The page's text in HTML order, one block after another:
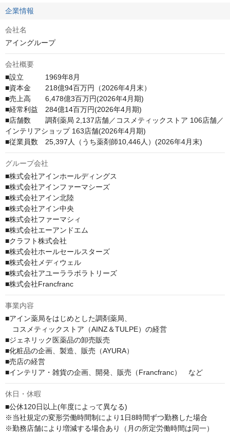
企業情報
会社名
アイングループ
会社概要
■設立　　　1969年8月
■資本金　　218億94百万円（2026年4月末）
■売上高　　6,478億3百万円(2026年4月期)
■経常利益　284億14百万円(2026年4月期)
■店舗数　　調剤薬局 2,137店舗／コスメティックストア 106店舗／
インテリアショップ 163店舗(2026年4月期)
■従業員数　25,397人（うち薬剤師10,446人）(2026年4月末)
グループ会社
■株式会社アインホールディングス
■株式会社アインファーマシーズ
■株式会社アイン北陸
■株式会社アイン中央
■株式会社ファーマシィ
■株式会社エーアンドエム
■クラフト株式会社
■株式会社ホールセールスターズ
■株式会社メディウェル
■株式会社アユーララボラトリーズ
■株式会社Francfranc
事業内容
■アイン薬局をはじめとした調剤薬局、
コスメティックストア（AINZ＆TULPE）の経営
■ジェネリック医薬品の卸売販売
■化粧品の企画、製造、販売（AYURA）
■売店の経営
■インテリア・雑貨の企画、開発、販売（Francfranc）　など
休日・休暇
■公休120日以上(年度によって異なる)
※当社規定の変形労働時間制により1日8時間ずつ勤務した場合
※勤務店舗により増減する場合あり（月の所定労働時間は同一）